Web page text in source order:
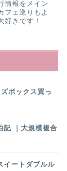
情報をメイン
フェ巡りもよ
好きです！
ボックス買っ
記 ｜大規模複合
イートダブルル